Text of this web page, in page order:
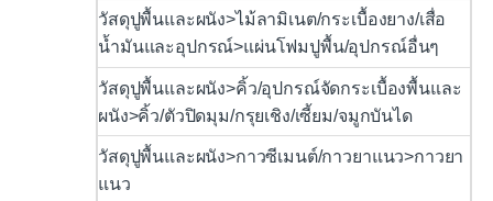
วัสดุปูพื้นและผนัง>ไม้ลามิเนต/กระเบื้องยาง/เสื่อ
น้ำมันและอุปกรณ์>แผ่นโฟมปูพื้น/อุปกรณ์อื่นๆ
วัสดุปูพื้นและผนัง>คิ้ว/อุปกรณ์จัดกระเบื้องพื้นและ
ผนัง>คิ้ว/ตัวปิดมุม/กรุยเชิง/เซี้ยม/จมูกบันได
วัสดุปูพื้นและผนัง>กาวซีเมนต์/กาวยาแนว>กาวยา
แนว